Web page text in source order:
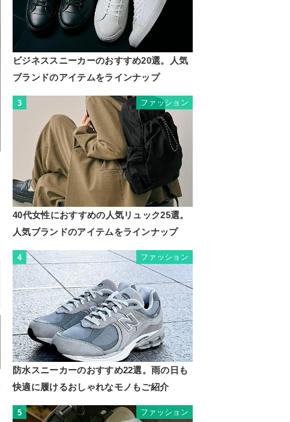
ビジネススニーカーのおすすめ20選。人気
ブランドのアイテムをラインナップ
3 ファッション
40代女性におすすめの人気リュック25選。
人気ブランドのアイテムをラインナップ
4 ファッション
防水スニーカーのおすすめ22選。雨の日も
快適に履けるおしゃれなモノもご紹介
5 ファッション